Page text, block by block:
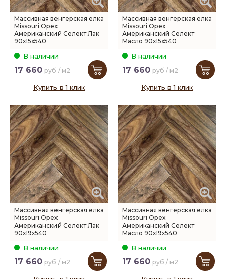
Массивная венгерская елка
Missouri Орех
Американский Селект Лак
90х15х540
В наличии
17 660 руб / м2
Купить в 1 клик
Массивная венгерская елка
Missouri Орех
Американский Селект
Масло 90х15х540
В наличии
17 660 руб / м2
Купить в 1 клик
Массивная венгерская елка
Missouri Орех
Американский Селект Лак
90х19х540
В наличии
17 660 руб / м2
Массивная венгерская елка
Missouri Орех
Американский Селект
Масло 90х19х540
В наличии
17 660 руб / м2